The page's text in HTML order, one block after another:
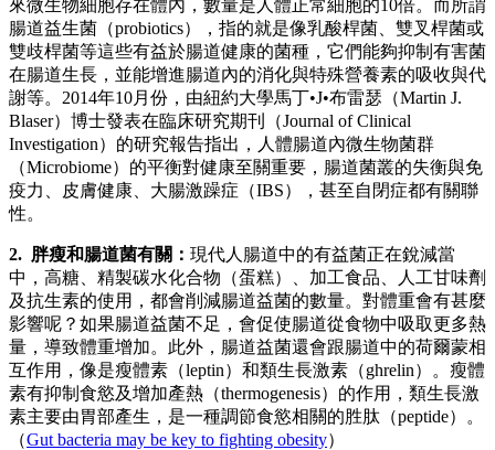
來微生物細胞存在體內，數量是人體正常細胞的10倍。而所謂
腸道益生菌（probiotics），指的就是像乳酸桿菌、雙叉桿菌或
雙歧桿菌等這些有益於腸道健康的菌種，它們能夠抑制有害菌
在腸道生長，並能增進腸道內的消化與特殊營養素的吸收與代
謝等。2014年10月份，由紐約大學馬丁•J•布雷瑟（Martin J.
Blaser）博士發表在臨床研究期刊（Journal of Clinical
Investigation）的研究報告指出，人體腸道內微生物菌群
（Microbiome）的平衡對健康至關重要，腸道菌叢的失衡與免
疫力、皮膚健康、大腸激躁症（IBS），甚至自閉症都有關聯
性。
2. 胖瘦和腸道菌有關： 現代人腸道中的有益菌正在銳減當
中，高糖、精製碳水化合物（蛋糕）、加工食品、人工甘味劑
及抗生素的使用，都會削減腸道益菌的數量。對體重會有甚麼
影響呢？如果腸道益菌不足，會促使腸道從食物中吸取更多熱
量，導致體重增加。此外，腸道益菌還會跟腸道中的荷爾蒙相
互作用，像是瘦體素（leptin）和類生長激素（ghrelin）。瘦體
素有抑制食慾及增加產熱（thermogenesis）的作用，類生長激
素主要由胃部產生，是一種調節食慾相關的胜肽（peptide）。
（Gut bacteria may be key to fighting obesity）